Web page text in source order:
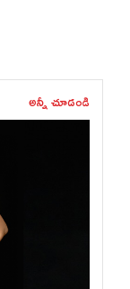
అన్నీ చూడండి